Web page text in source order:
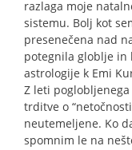
razlaga moje
sistemu. Bolj kot
presenečena nad
potegnila globlje in
astrologije k Emi
Z leti
trditve o
neutemeljene. Ko
spomnim le na